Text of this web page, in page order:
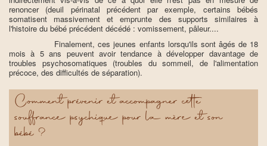
renoncer (deuil périnatal précédent par exemple, certains bébés
somatisent massivement et emprunte des supports similaires à
l'histoire du bébé précédent décédé : vomissement, pâleur....
Finalement, ces jeunes enfants lorsqu'ils sont âgés de 18
mois à 5 ans peuvent avoir tendance à développer davantage de
troubles psychosomatiques (troubles du sommeil, de l'alimentation
précoce, des difficultés de séparation).
Comment prévenir et accompagner cette
souffrance psychique pour la mère et son
bébé ?